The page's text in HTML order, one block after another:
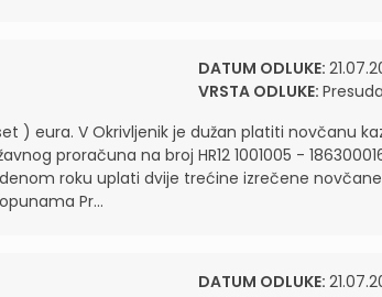
DATUM ODLUKE:
VRSTA ODLUKE: Presuda
) eura. V Okrivljenik je dužan platiti novčanu
proračuna na broj HR12 1001005 -
roku uplati dvije trećine izrečene novčane
Pr...
DATUM ODLUKE: